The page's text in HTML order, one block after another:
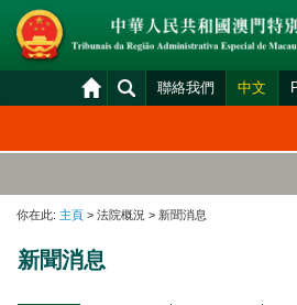
聯絡我們 中文
法院概況
案件分發及排期
你在此: 主頁 > 法院概況 > 新聞消息
新聞消息